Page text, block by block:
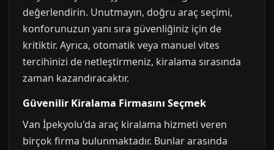
değerlendirin. Unutmayın, doğru araç seçimi,
konforunuzun yanı sıra güvenliğiniz için de
kritiktir. Ayrıca, otomatik veya manuel vites
tercihinizi de netleştirmeniz, kiralama sırasında
zaman kazandıracaktır.
Güvenilir Kiralama Firmasını Seçmek
Van İpekyolu'da araç kiralama hizmeti veren
birçok firma bulunmaktadır. Bunlar arasında